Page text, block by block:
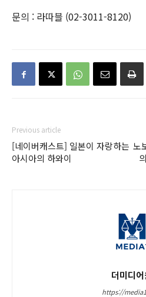
문의 : 라따블 (02-3011-8120)
Previous article
[네이버캐스트] 일본이 자랑하는
아시아의 하와이
노
더미디어
https://